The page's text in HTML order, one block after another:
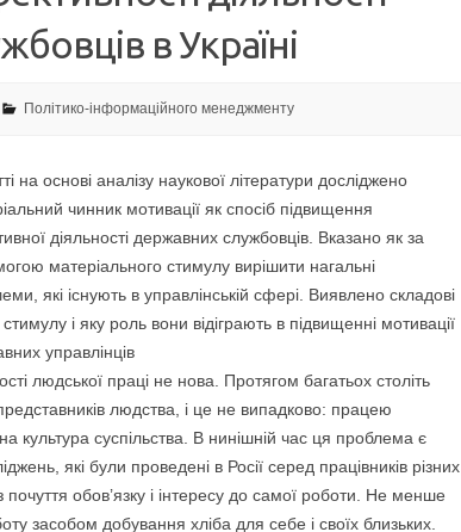
в Україні
Політико-інформаційного менеджменту
на основі аналізу наукової літератури досліджено
чинник мотивації як спосіб підвищення
діяльності державних службовців. Вказано як за
матеріального стимулу вирішити нагальні
які існують в управлінській сфері. Виявлено складові
стимулу і яку роль вони відіграють в підвищенні мотивації
управлінців
людської праці не нова. Протягом багатьох століть
людства, і це не випадково: працею
культура суспільства. В нинішній час ця проблема є
які були проведені в Росії серед працівників різних
обов’язку і інтересу до самої роботи. Не менше
засобом добування хліба для себе і своїх близьких.